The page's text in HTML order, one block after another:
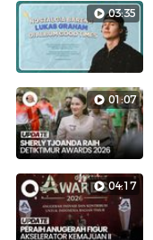
03:35
01:07
04:17